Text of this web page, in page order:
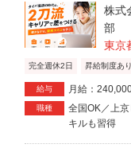
株式
部
東京
完全週休2日 昇給制度あり
給与 月給：
職種
全国OK／上
キルも習得